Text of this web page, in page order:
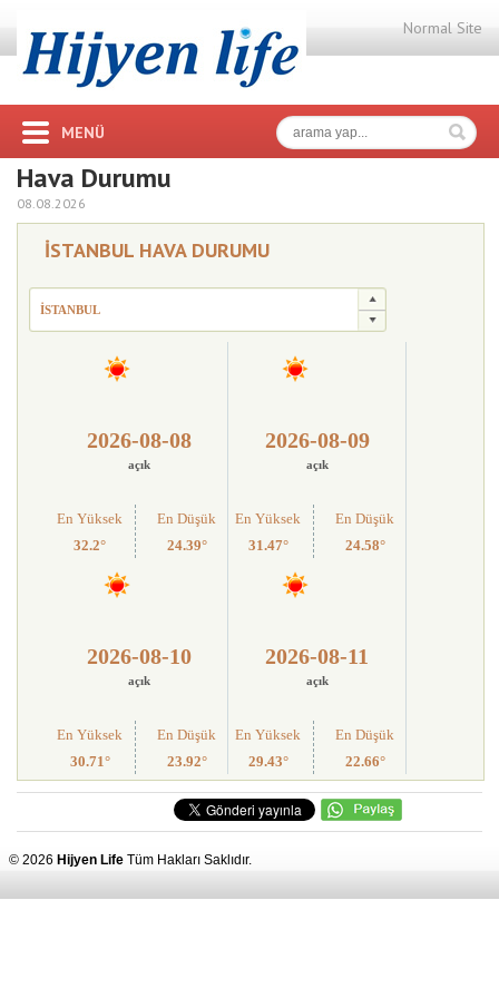
Normal Site
MENÜ
Hava Durumu
08.08.2026
İSTANBUL HAVA DURUMU
İSTANBUL
2026-08-08
açık
En Yüksek
32.2°
En Düşük
24.39°
2026-08-09
açık
En Yüksek
31.47°
En Düşük
24.58°
2026-08-10
açık
En Yüksek
30.71°
En Düşük
23.92°
2026-08-11
açık
En Yüksek
29.43°
En Düşük
22.66°
© 2026 Hijyen Life Tüm Hakları Saklıdır.